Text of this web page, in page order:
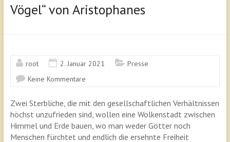
Vögel“ von Aristophanes
root 2. Januar 2021
Presse
Keine Kommentare
Zwei Sterbliche, die mit den gesellschaftlichen Verhältnissen
höchst unzufrieden sind, wollen eine Wolkenstadt zwischen
Himmel und Erde bauen, wo man weder Götter noch
Menschen fürchtet und endlich die ersehnte Freiheit